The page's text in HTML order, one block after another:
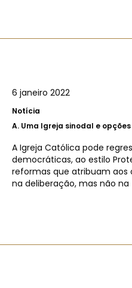
6 janeiro 2022
Notícia
A. Uma Igreja sinodal e
A Igreja Católica pode
democráticas, ao estilo
reformas que atribuam aos
na deliberação, mas não